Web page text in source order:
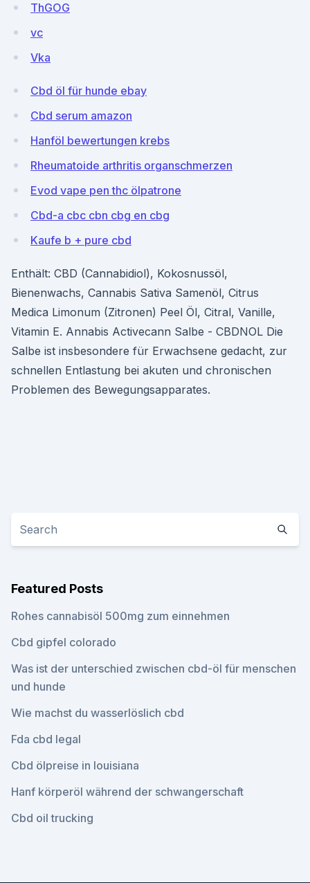
ThGOG
vc
Vka
Cbd öl für hunde ebay
Cbd serum amazon
Hanföl bewertungen krebs
Rheumatoide arthritis organschmerzen
Evod vape pen thc ölpatrone
Cbd-a cbc cbn cbg en cbg
Kaufe b + pure cbd
Enthält: CBD (Cannabidiol), Kokosnussöl,
Bienenwachs, Cannabis Sativa Samenöl, Citrus
Medica Limonum (Zitronen) Peel Öl, Citral, Vanille,
Vitamin E. Annabis Activecann Salbe - CBDNOL Die
Salbe ist insbesondere für Erwachsene gedacht, zur
schnellen Entlastung bei akuten und chronischen
Problemen des Bewegungsapparates.
Featured Posts
Rohes cannabisöl 500mg zum einnehmen
Cbd gipfel colorado
Was ist der unterschied zwischen cbd-öl für menschen
und hunde
Wie machst du wasserlöslich cbd
Fda cbd legal
Cbd ölpreise in louisiana
Hanf körperöl während der schwangerschaft
Cbd oil trucking